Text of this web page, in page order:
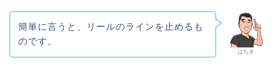
はちき
簡単に言うと、リールのラインを止めるも
のです。